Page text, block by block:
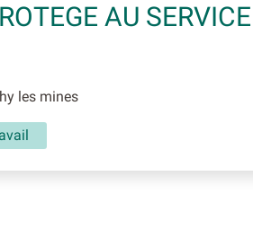
AU
les mines